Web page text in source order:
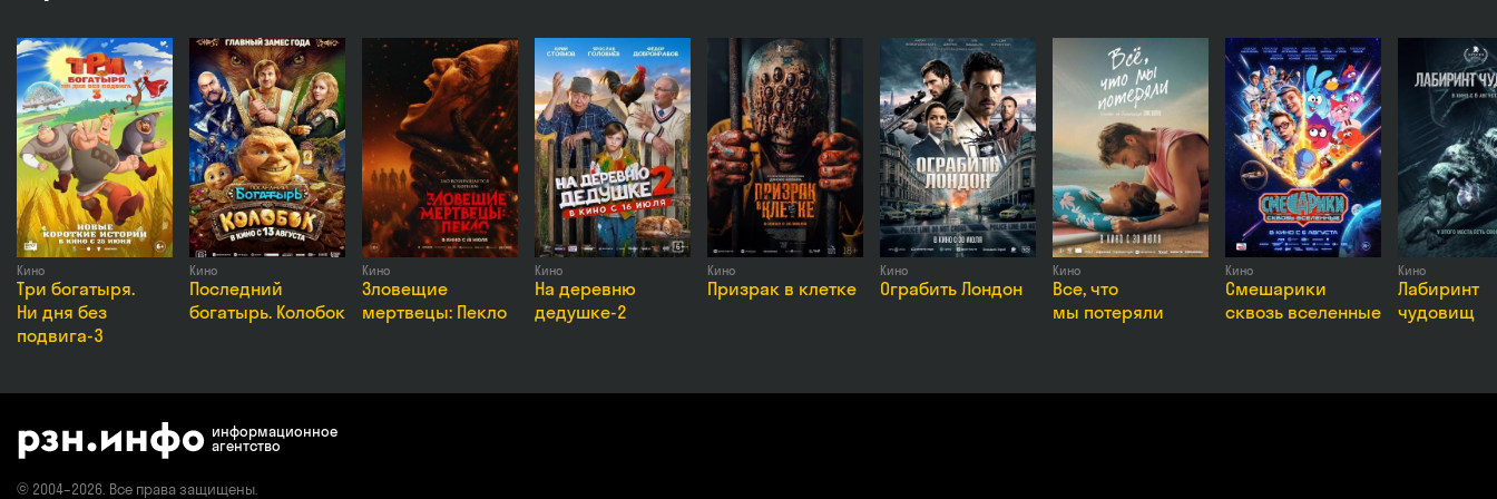
Актёры
Ева Смирнова, Денис Кукояка, Елена Кукояка, Василиса Кукояка, Милана Хаметова, Ольга Тумайкина, Тимофей Зайцев, Андрей Пынзару, Никита Конкин, Давид Манукян, Никита Родионов,
Милана Макарова
Премьера
18 июня 2026 в России
Возраст
6+
Жанры
Комедия
Кино
Три богатыря.
Ни дня без
подвига-3
Кино
Последний
богатырь. Колобок
Кино
Зловещие
мертвецы: Пекло
Кино
На деревню
дедушке-2
Кино
Призрак в клетке
Кино
Ограбить Лондон
Кино
Все, что
мы потеряли
Кино
Смешарики
сквозь вселенные
Кино
Лабиринт
чудовищ
информационное
агентство
© 2004–2026. Все права защищены.